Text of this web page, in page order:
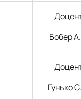
Бобер
Гунько